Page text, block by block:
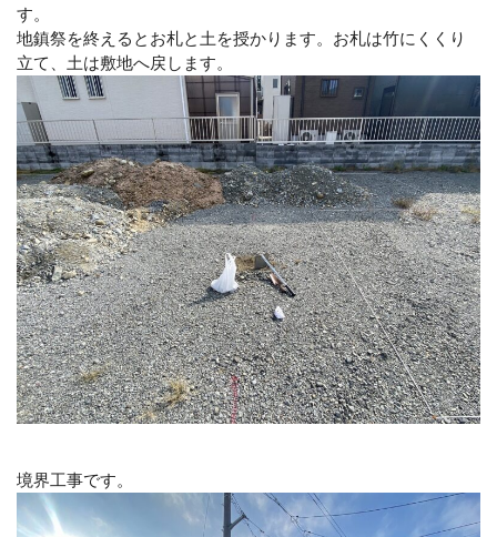
す。
地鎮祭を終えるとお札と土を授かります。お札は竹にくくり
立て、土は敷地へ戻します。
境界工事です。